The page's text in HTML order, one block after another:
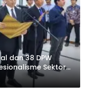
dan 38 DPW
Sektor